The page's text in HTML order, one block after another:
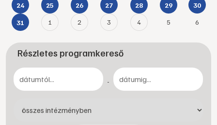
24 25 26 27 28 29 30
31 1 2 3 4 5 6
Részletes programkereső
-